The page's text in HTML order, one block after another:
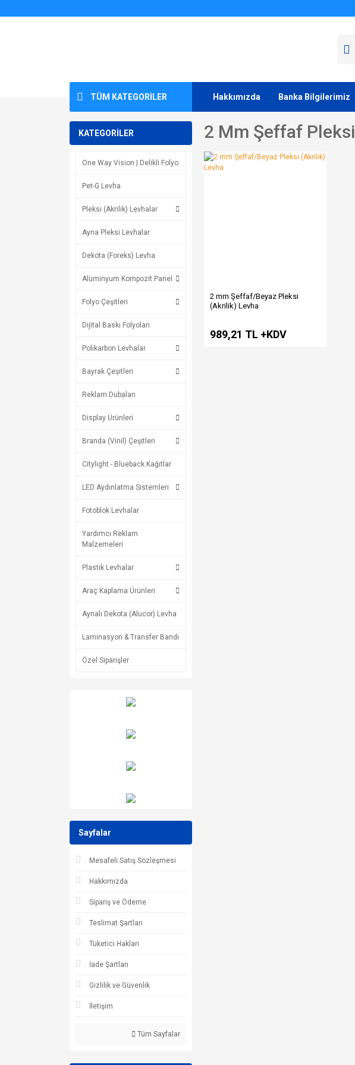
TÜM KATEGORİLER Hakkımızda Banka Bilgilerimiz
KATEGORİLER
One Way Vision | Delikli Folyo
Pet-G Levha
Pleksi (Akrilik) Levhalar
Ayna Pleksi Levhalar
Dekota (Foreks) Levha
Alüminyum Kompozit Panel
Folyo Çeşitleri
Dijital Baskı Folyoları
Polikarbon Levhalar
Bayrak Çeşitleri
Reklam Dubaları
Display Ürünleri
Branda (Vinil) Çeşitleri
Citylight - Blueback Kağıtlar
LED Aydınlatma Sistemleri
Fotoblok Levhalar
Yardımcı Reklam
Malzemeleri
Plastik Levhalar
Araç Kaplama Ürünleri
Aynalı Dekota (Alucor) Levha
Laminasyon & Transfer Bandı
Özel Siparişler
Sayfalar
Mesafeli Satış Sözleşmesi
Hakkımızda
Sipariş ve Ödeme
Teslimat Şartları
Tüketici Hakları
İade Şartları
Gizlilik ve Güvenlik
İletişim
Tüm Sayfalar
2 Mm Şeffaf Pleksi
2 mm Şeffaf/Beyaz Pleksi
(Akrilik) Levha
989,21 TL +KDV